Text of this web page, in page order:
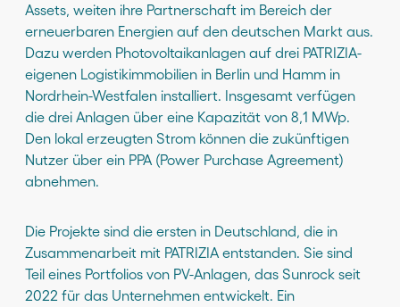
Assets, weiten ihre Partnerschaft im Bereich der
erneuerbaren Energien auf den deutschen Markt aus.
Dazu werden Photovoltaikanlagen auf drei PATRIZIA-
eigenen Logistikimmobilien in Berlin und Hamm in
Nordrhein-Westfalen installiert. Insgesamt verfügen
die drei Anlagen über eine Kapazität von 8,1 MWp.
Den lokal erzeugten Strom können die zukünftigen
Nutzer über ein PPA (Power Purchase Agreement)
abnehmen.
Die Projekte sind die ersten in Deutschland, die in
Zusammenarbeit mit PATRIZIA entstanden. Sie sind
Teil eines Portfolios von PV-Anlagen, das Sunrock seit
2022 für das Unternehmen entwickelt. Ein